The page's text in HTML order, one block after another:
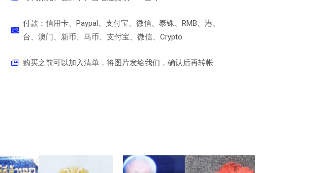
付款：信用卡、Paypal、支付宝、微信、泰铢、RMB、港、
台、澳门、新币、马币、支付宝、微信、Crypto
购买之前可以加入清单，将图片发给我们，确认后再转帐